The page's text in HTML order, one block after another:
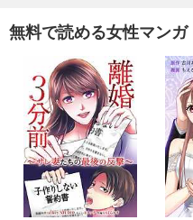
無料で読める女性マンガ